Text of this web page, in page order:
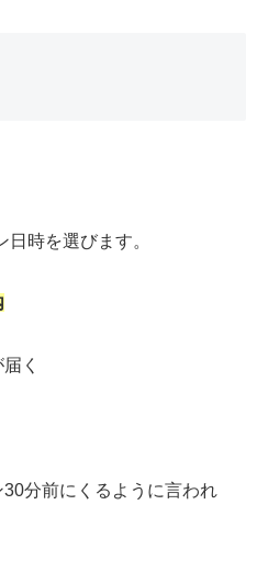
時を選びます。
く
分前にくるように言われ